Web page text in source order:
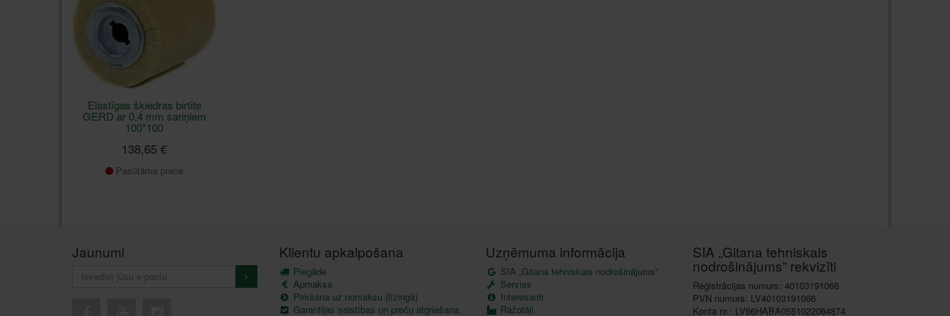
Elastīgas šķiedras birtīte
GERD ar 0,4 mm sariņiem
100*100
138,65 €
Pasūtāma prece
Jaunumi Klientu apkalpošana
Piegāde
Apmaksa
Pirkšana uz nomaksu (līzingā)
Garantijas saistības un preču atgriešana
Uzņēmuma informācija
SIA „Gitana tehniskais nodrošinājums”
Serviss
Interesanti
Ražotāji
SIA „Gitana tehniskais
nodrošinājums” rekvizīti
Reģistrācijas numurs: 40103191066
PVN numurs: LV40103191066
Konta nr.: LV66HABA0551022064874